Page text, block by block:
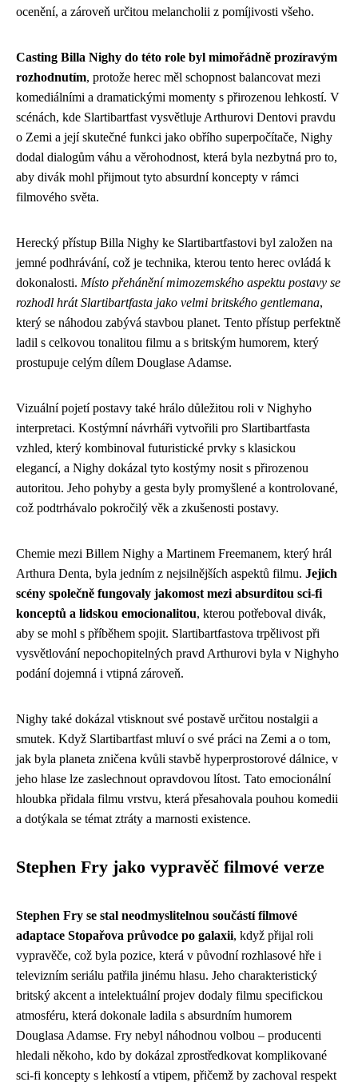
ocenění, a zároveň určitou melancholii z pomíjivosti všeho.
Casting Billa Nighy do této role byl mimořádně prozíravým
rozhodnutím, protože herec měl schopnost balancovat mezi
komediálními a dramatickými momenty s přirozenou lehkostí. V
scénách, kde Slartibartfast vysvětluje Arthurovi Dentovi pravdu
o Zemi a její skutečné funkci jako obřího superpočítače, Nighy
dodal dialogům váhu a věrohodnost, která byla nezbytná pro to,
aby divák mohl přijmout tyto absurdní koncepty v rámci
filmového světa.
Herecký přístup Billa Nighy ke Slartibartfastovi byl založen na
jemné podhrávání, což je technika, kterou tento herec ovládá k
dokonalosti. Místo přehánění mimozemského aspektu postavy se
rozhodl hrát Slartibartfasta jako velmi britského gentlemana,
který se náhodou zabývá stavbou planet. Tento přístup perfektně
ladil s celkovou tonalitou filmu a s britským humorem, který
prostupuje celým dílem Douglase Adamse.
Vizuální pojetí postavy také hrálo důležitou roli v Nighyho
interpretaci. Kostýmní návrháři vytvořili pro Slartibartfasta
vzhled, který kombinoval futuristické prvky s klasickou
elegancí, a Nighy dokázal tyto kostýmy nosit s přirozenou
autoritou. Jeho pohyby a gesta byly promyšlené a kontrolované,
což podtrhávalo pokročilý věk a zkušenosti postavy.
Chemie mezi Billem Nighy a Martinem Freemanem, který hrál
Arthura Denta, byla jedním z nejsilnějších aspektů filmu. Jejich
scény společně fungovaly jakomost mezi absurditou sci-fi
konceptů a lidskou emocionalitou, kterou potřeboval divák,
aby se mohl s příběhem spojit. Slartibartfastova trpělivost při
vysvětlování nepochopitelných pravd Arthurovi byla v Nighyho
podání dojemná i vtipná zároveň.
Nighy také dokázal vtisknout své postavě určitou nostalgii a
smutek. Když Slartibartfast mluví o své práci na Zemi a o tom,
jak byla planeta zničena kvůli stavbě hyperprostorové dálnice, v
jeho hlase lze zaslechnout opravdovou lítost. Tato emocionální
hloubka přidala filmu vrstvu, která přesahovala pouhou komedii
a dotýkala se témat ztráty a marnosti existence.
Stephen Fry jako vypravěč filmové verze
Stephen Fry se stal neodmyslitelnou součástí filmové
adaptace Stopařova průvodce po galaxii, když přijal roli
vypravěče, což byla pozice, která v původní rozhlasové hře i
televizním seriálu patřila jinému hlasu. Jeho charakteristický
britský akcent a intelektuální projev dodaly filmu specifickou
atmosféru, která dokonale ladila s absurdním humorem
Douglasa Adamse. Fry nebyl náhodnou volbou – producenti
hledali někoho, kdo by dokázal zprostředkovat komplikované
sci-fi koncepty s lehkostí a vtipem, přičemž by zachoval respekt